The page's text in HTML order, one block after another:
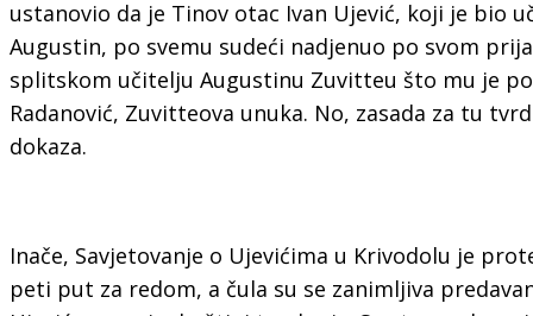
ustanovio da je Tinov otac Ivan Ujević, koji je bio
Augustin, po svemu sudeći nadjenuo po svom
splitskom učitelju Augustinu Zuvitteu što mu je
Radanović, Zuvitteova unuka. No, zasada za tu
dokaza.
Inače, Savjetovanje o Ujevićima u Krivodolu je
peti put za redom, a čula su se zanimljiva